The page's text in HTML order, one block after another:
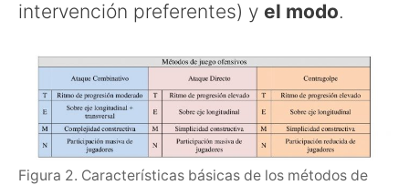
intervención preferentes) y el modo.
Figura 2. Características básicas de los métodos de